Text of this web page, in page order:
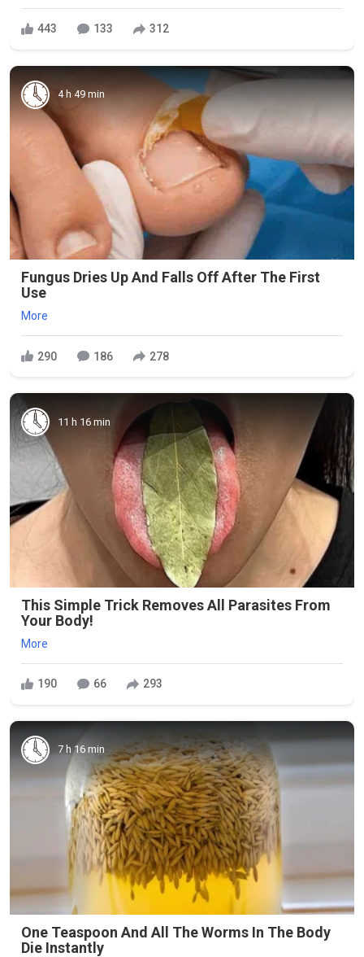
443 133 312
4 h 49 min
Fungus Dries Up And Falls Off After The First
Use
More
290 186 278
11 h 16 min
This Simple Trick Removes All Parasites From
Your Body!
More
190 66 293
7 h 16 min
One Teaspoon And All The Worms In The Body
Die Instantly